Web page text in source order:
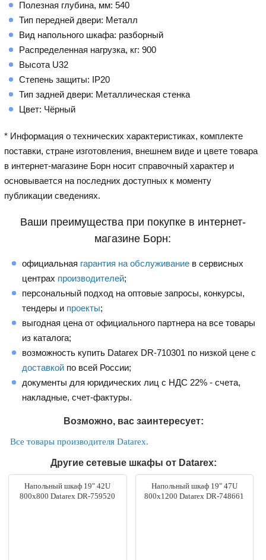
Полезная глубина, мм: 540
Тип передней двери: Металл
Вид напольного шкафа: разборный
Распределенная нагрузка, кг: 900
Высота U32
Степень защиты: IP20
Тип задней двери: Металлическая стенка
Цвет: Чёрный
* Информация о технических характеристиках, комплекте
поставки, стране изготовления, внешнем виде и цвете товара
в интернет-магазине Борн носит справочный характер и
основывается на последних доступных к моменту
публикации сведениях.
Ваши преимущества при покупке в интернет-
магазине Борн:
официальная гарантия на обслуживание в сервисных
центрах производителей;
персональный подход на оптовые запросы, конкурсы,
тендеры и проекты;
выгодная цена от официального партнера на все товары
из каталога;
возможность купить Datarex DR-710301 по низкой цене с
доставкой по всей России;
документы для юридических лиц с НДС 22% - счета,
накладные, счет-фактуры.
Возможно, вас заинтересует:
Все товары производителя Datarex.
Другие сетевые шкафы от Datarex:
Напольный шкаф 19" 42U
800х800 Datarex DR-759520
Напольный шкаф 19" 47U
800х1200 Datarex DR-748661